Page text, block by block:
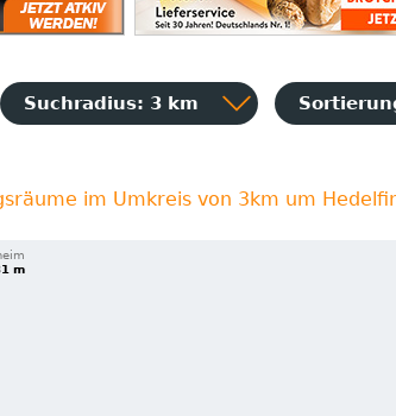
Suchradius: 3 km
im Umkreis von 3km um
m